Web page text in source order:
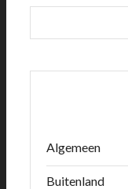
Algemeen
Buitenland